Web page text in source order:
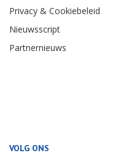
Privacy & Cookiebeleid
Nieuwsscript
Partnernieuws
VOLG ONS